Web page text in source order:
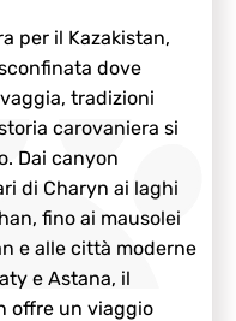
per il Kazakistan,
dove
tradizioni
carovaniera si
Dai canyon
di Charyn ai laghi
fino ai mausolei
e alle città moderne
e Astana, il
offre un viaggio